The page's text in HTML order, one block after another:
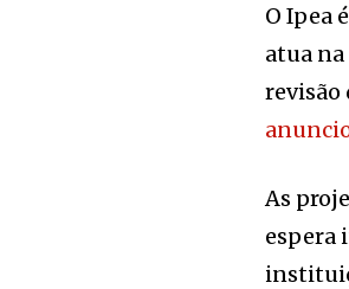
O Ipea
atua
revisão
As
espera